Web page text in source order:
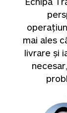
mai ales
livrare și